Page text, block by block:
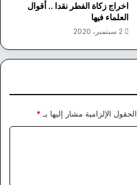
اخراج زكاة الفطر نقدا .. أقوال
العلماء فيها
2 سبتمبر، 2020
الحقول الإلزامية مشار إليها بـ*